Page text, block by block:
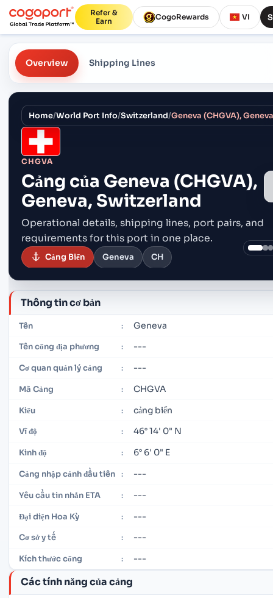
Refer &
Earn
CogoRewards VI
Overview Shipping Lines
Home/World Port Info/Switzerland/Geneva (CHGVA),
CHGVA
Cảng của Geneva (CHGVA),
Geneva, Switzerland
Operational details, shipping lines, port pairs, and
requirements for this port in one place.
Cảng Biển Geneva CH
Thông tin cơ bản
Tên : Geneva
Tên cổng địa phương : ---
Cơ quan quản lý cảng : ---
Mã Cảng : CHGVA
Kiểu : cảng biển
Vĩ độ : 46° 14' 0" N
Kinh độ : 6° 6' 0" E
Cảng nhập cảnh đầu tiên : ---
Yêu cầu tin nhắn ETA : ---
Đại diện Hoa Kỳ : ---
Cơ sở y tế : ---
Kích thước cổng : ---
Các tính năng của cảng